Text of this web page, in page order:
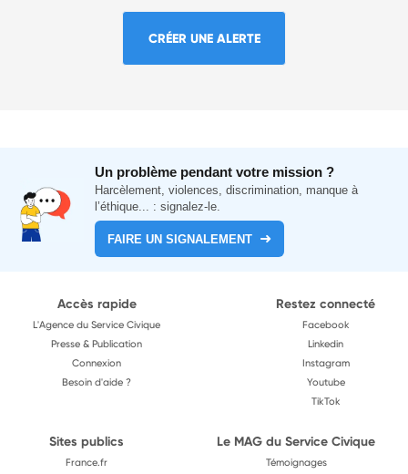
CRÉER UNE ALERTE
Un problème pendant votre mission ?
Harcèlement, violences, discrimination, manque à
l’éthique... : signalez-le.
FAIRE UN SIGNALEMENT
Accès rapide
L'Agence du Service Civique
Presse & Publication
Connexion
Besoin d'aide ?
Restez connecté
Facebook
Linkedin
Instagram
Youtube
TikTok
Sites publics
France.fr
Le MAG du Service Civique
Témoignages